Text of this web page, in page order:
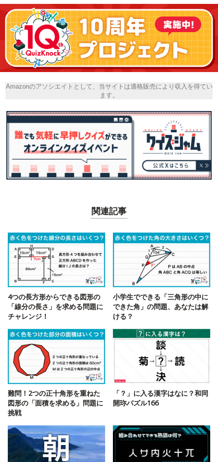
Amazonのアソシエイトとして、当サイトは適格販売により収入を得てい
ます。
関連記事
4つの長方形からできる図形の
「線分の長さ」を求める問題に
チャレンジ！
小学生でできる「三角形の中に
できた角」の問題、あなたは解
ける？
難問！2つの正十角形を重ねた
図形の「面積を求める」問題に
挑戦
「？」に入る漢字はなに？和同
開珎パズル166